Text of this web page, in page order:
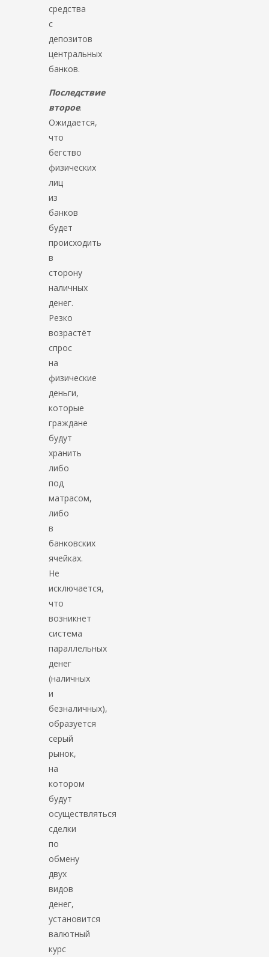
средства
с
депозитов
центральных
банков.
Последствие
второе.
Ожидается,
что
бегство
физических
лиц
из
банков
будет
происходить
в
сторону
наличных
денег.
Резко
возрастёт
спрос
на
физические
деньги,
которые
граждане
будут
хранить
либо
под
матрасом,
либо
в
банковских
ячейках.
Не
исключается,
что
возникнет
система
параллельных
денег
(наличных
и
безналичных),
образуется
серый
рынок,
на
котором
будут
осуществляться
сделки
по
обмену
двух
видов
денег,
установится
валютный
курс